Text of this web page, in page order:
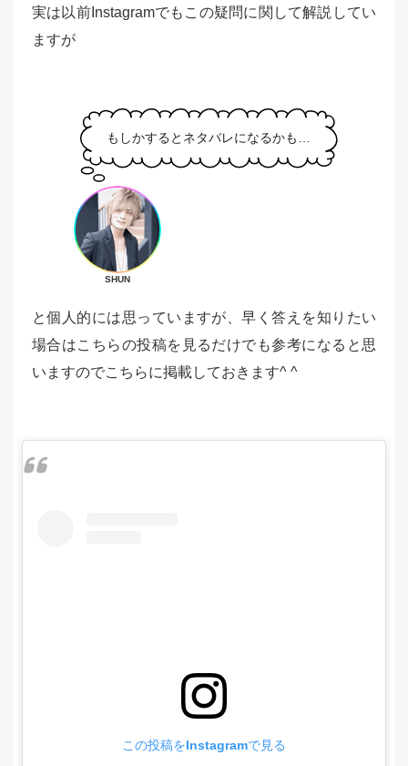
実は以前Instagramでもこの疑問に関して解説してい
ますが
もしかするとネタバレになるかも…
SHUN
と個人的には思っていますが、早く答えを知りたい
場合はこちらの投稿を見るだけでも参考になると思
いますのでこちらに掲載しておきます^ ^
この投稿をInstagramで見る